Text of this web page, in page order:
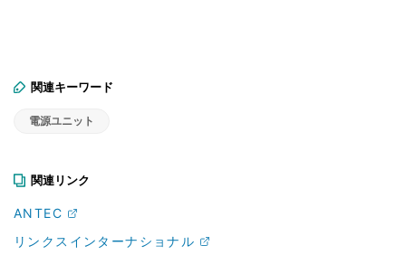
関連キーワード
電源ユニット
関連リンク
ANTEC
リンクスインターナショナル